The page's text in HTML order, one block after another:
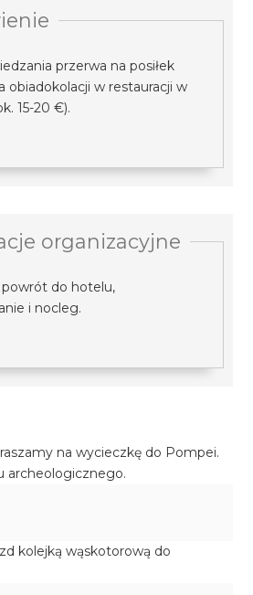
przerwa na posiłek
obiadokolacji w restauracji w
15-20 €).
organizacyjne
powrót do hotelu,
i nocleg.
na wycieczkę do Pompei.
archeologicznego.
kolejką wąskotorową do